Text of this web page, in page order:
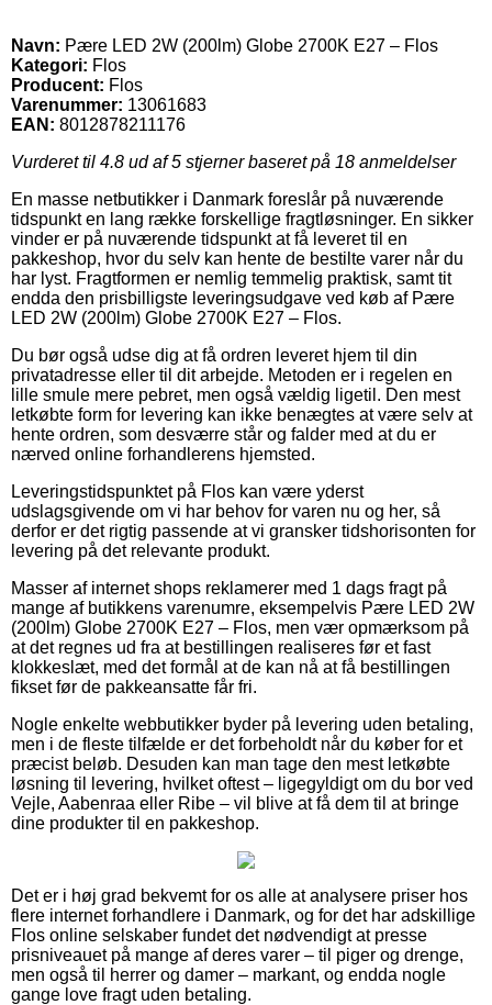
Navn: Pære LED 2W (200lm) Globe 2700K E27 – Flos
Kategori: Flos
Producent: Flos
Varenummer: 13061683
EAN: 8012878211176
Vurderet til 4.8 ud af 5 stjerner baseret på 18 anmeldelser
En masse netbutikker i Danmark foreslår på nuværende
tidspunkt en lang række forskellige fragtløsninger. En sikker
vinder er på nuværende tidspunkt at få leveret til en
pakkeshop, hvor du selv kan hente de bestilte varer når du
har lyst. Fragtformen er nemlig temmelig praktisk, samt tit
endda den prisbilligste leveringsudgave ved køb af Pære
LED 2W (200lm) Globe 2700K E27 – Flos.
Du bør også udse dig at få ordren leveret hjem til din
privatadresse eller til dit arbejde. Metoden er i regelen en
lille smule mere pebret, men også vældig ligetil. Den mest
letkøbte form for levering kan ikke benægtes at være selv at
hente ordren, som desværre står og falder med at du er
nærved online forhandlerens hjemsted.
Leveringstidspunktet på Flos kan være yderst
udslagsgivende om vi har behov for varen nu og her, så
derfor er det rigtig passende at vi gransker tidshorisonten for
levering på det relevante produkt.
Masser af internet shops reklamerer med 1 dags fragt på
mange af butikkens varenumre, eksempelvis Pære LED 2W
(200lm) Globe 2700K E27 – Flos, men vær opmærksom på
at det regnes ud fra at bestillingen realiseres før et fast
klokkeslæt, med det formål at de kan nå at få bestillingen
fikset før de pakkeansatte får fri.
Nogle enkelte webbutikker byder på levering uden betaling,
men i de fleste tilfælde er det forbeholdt når du køber for et
præcist beløb. Desuden kan man tage den mest letkøbte
løsning til levering, hvilket oftest – ligegyldigt om du bor ved
Vejle, Aabenraa eller Ribe – vil blive at få dem til at bringe
dine produkter til en pakkeshop.
Det er i høj grad bekvemt for os alle at analysere priser hos
flere internet forhandlere i Danmark, og for det har adskillige
Flos online selskaber fundet det nødvendigt at presse
prisniveauet på mange af deres varer – til piger og drenge,
men også til herrer og damer – markant, og endda nogle
gange love fragt uden betaling.